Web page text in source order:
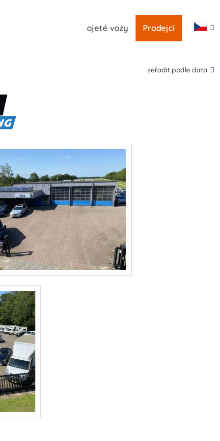
ojeté vozy Prodejci
seřadit podle data